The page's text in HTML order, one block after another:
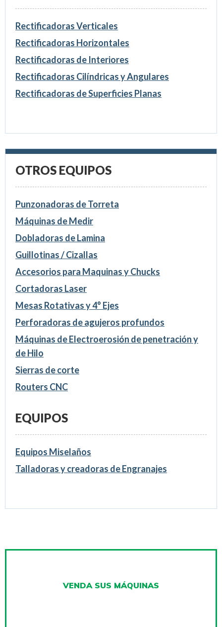
Rectificadoras Verticales
Rectificadoras Horizontales
Rectificadoras de Interiores
Rectificadoras Cilíndricas y Angulares
Rectificadoras de Superficies Planas
OTROS EQUIPOS
Punzonadoras de Torreta
Máquinas de Medir
Dobladoras de Lamina
Guillotinas / Cizallas
Accesorios para Maquinas y Chucks
Cortadoras Laser
Mesas Rotativas y 4° Ejes
Perforadoras de agujeros profundos
Máquinas de Electroerosión de penetración y
de Hilo
Sierras de corte
Routers CNC
EQUIPOS
Equipos Miselaños
Talladoras y creadoras de Engranajes
VENDA SUS MÁQUINAS